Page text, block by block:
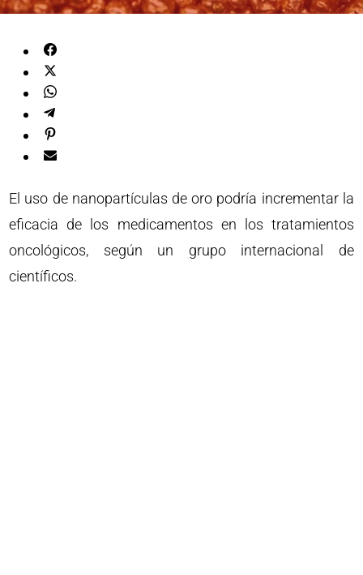
El uso de nanopartículas de oro podría incrementar la
eficacia de los medicamentos en los tratamientos
oncológicos, según un grupo internacional de
científicos.